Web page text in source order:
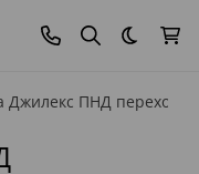
Темная
Джилекс ПНД